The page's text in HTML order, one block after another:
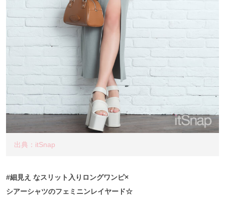
出典：itSnap
#細見え なスリット入りロングワンピ×
シアーシャツのフェミニンレイヤード☆